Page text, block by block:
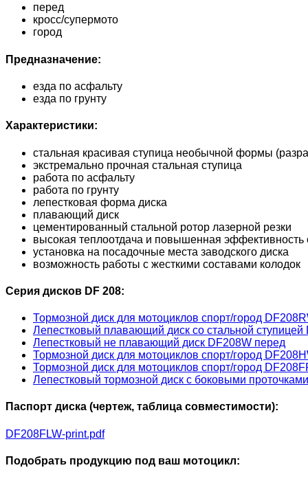
перед
кросс/супермото
город
Предназначение:
езда по асфальту
езда по грунту
Характеристики:
стальная красивая ступица необычной формы
экстремально прочная стальная ступица
работа по асфальту
работа по грунту
лепестковая форма диска
плавающий диск
цементированный стальной ротор лазерной резки
высокая теплоотдача и повышенная эффективность
установка на посадочные места заводского диска
возможность работы с жесткими составами колодок
Серия дисков DF 208:
Тормозной диск для мотоциклов спорт/город
Лепестковый плавающий диск со стальной ступицей
Лепестковый не плавающий диск DF208W перед
Тормозной диск для мотоциклов спорт/город
Тормозной диск для мотоциклов спорт/город
Лепестковый тормозной диск с боковыми
Паспорт диска (чертеж, таблица совместимости):
DF208FLW-print.pdf
Подобрать продукцию под ваш мотоцикл: